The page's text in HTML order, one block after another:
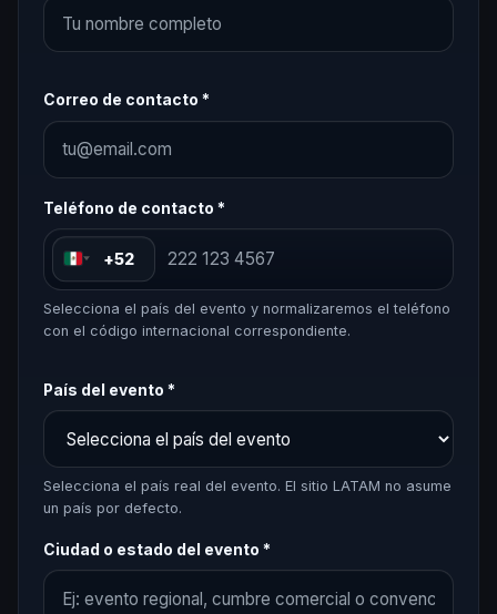
Correo de contacto *
Teléfono de contacto *
+52
Selecciona el país del evento y normalizaremos el teléfono
con el código internacional correspondiente.
País del evento *
Selecciona el país real del evento. El sitio LATAM no asume
un país por defecto.
Ciudad o estado del evento *